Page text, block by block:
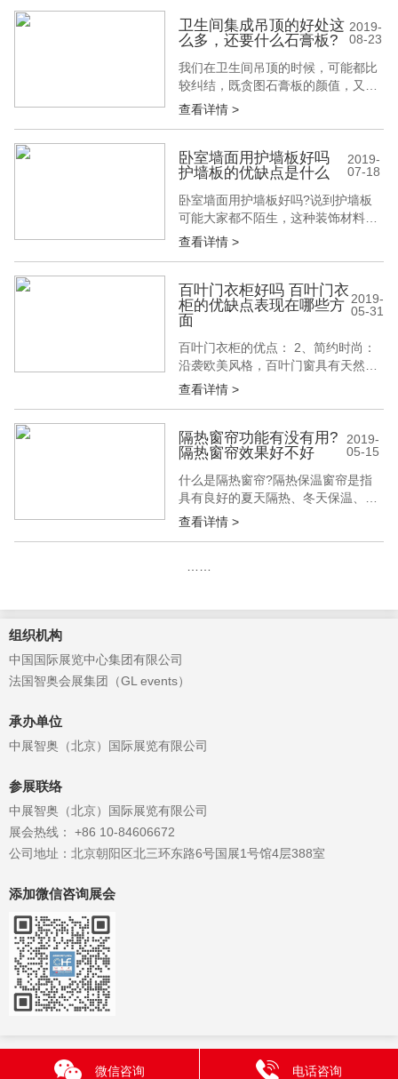
生活品质，在选择门窗时，关注以下
几点，您便可清楚明白如何选择最合
适家的门窗了。下面就随建博会一起
来了解一下吧。 1、居家节能 门窗是
家居装...
卫生间集成吊顶的好处这
么多，还要什么石膏板?
2019-
08-23
我们在卫生间吊顶的时候，可能都比
较纠结，既贪图石膏板的颜值，又倾
慕集成吊顶的功能和便利，到底是集
是一个比较私密的空间，它的实用性
大于外观性。 一、什么是集成吊顶
集成吊顶就是HUV金属方板与电器的
组合，主要分为是扣板、照明、换气
三个模...
查看详情 >
卧室墙面用护墙板好吗
护墙板的优缺点是什么
2019-
07-18
卧室墙面用护墙板好吗?说到护墙板
可能大家都不陌生，这种装饰材料其
实很早就出现在了我们的生活中，只
建博会小编带领大家一起来了解一下
吧! 卧室墙面用护墙板好吗 护墙板的
优缺点是什么 一、卧室墙面用护墙板
好吗 卧室墙面用护墙板好吗?挺不错
的，...
查看详情 >
百叶门衣柜好吗 百叶门衣
柜的优缺点表现在哪些方
面
2019-
05-31
百叶门衣柜的优点： 2、简约时尚：
沿袭欧美风格，百叶门窗具有天然之
美及实用性。融入现代家装，为简洁
体。百变佳人系列百叶，分别为：V
型板，曲奇板、海浪板三款，可随意
组成，备受欢迎。 4、调节光线、通
风：部分可调节，防止室内光线照射;
冬季引...
查看详情 >
隔热窗帘功能有没有用?
隔热窗帘效果好不好
2019-
05-15
什么是隔热窗帘?隔热保温窗帘是指
具有良好的夏天隔热、冬天保温、防
紫外线功能的窗帘。这种窗帘采用的
帘加工技术，将夏天隔热、冬天保温
查看详情 >
组织机构
中国国际展览中心集团有限公司
法国智奥会展集团（GL events）
承办单位
中展智奥（北京）国际展览有限公司
参展联络
中展智奥（北京）国际展览有限公司
展会热线： +86 10-84606672
公司地址：北京朝阳区北三环东路6号国展1号馆4层388室
添加微信咨询展会
微信咨询 电话咨询